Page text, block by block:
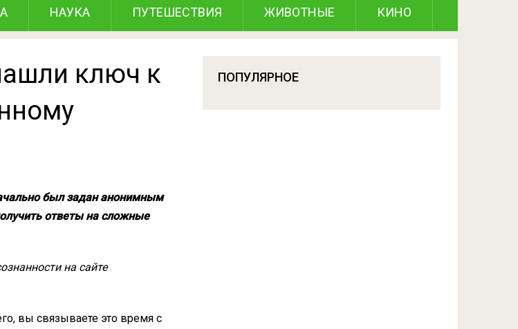
НАУКА ПУТЕШЕСТВИЯ ЖИВОТНЫЕ КИНО
ключ к
был задан анонимным
ответы на сложные
на сайте
вы связываете это время с
ПОПУЛЯРНОЕ